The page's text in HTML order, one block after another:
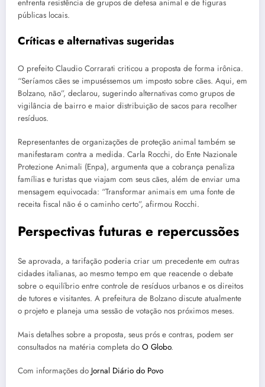
enfrenta resistência de grupos de defesa animal e de figuras
públicas locais.
Críticas e alternativas sugeridas
O prefeito Claudio Corrarati criticou a proposta de forma irônica.
“Seríamos cães se impuséssemos um imposto sobre cães. Aqui, em
Bolzano, não”, declarou, sugerindo alternativas como grupos de
vigilância de bairro e maior distribuição de sacos para recolher
resíduos.
Representantes de organizações de proteção animal também se
manifestaram contra a medida. Carla Rocchi, do Ente Nazionale
Protezione Animali (Enpa), argumenta que a cobrança penaliza
famílias e turistas que viajam com seus cães, além de enviar uma
mensagem equivocada: “Transformar animais em uma fonte de
receita fiscal não é o caminho certo”, afirmou Rocchi.
Perspectivas futuras e repercussões
Se aprovada, a tarifação poderia criar um precedente em outras
cidades italianas, ao mesmo tempo em que reacende o debate
sobre o equilíbrio entre controle de resíduos urbanos e os direitos
de tutores e visitantes. A prefeitura de Bolzano discute atualmente
o projeto e planeja uma sessão de votação nos próximos meses.
Mais detalhes sobre a proposta, seus prós e contras, podem ser
consultados na matéria completa do O Globo.
Com informações do Jornal Diário do Povo